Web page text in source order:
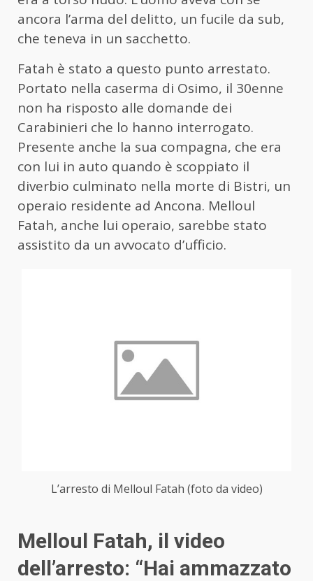
ancora l’arma del delitto, un fucile da sub,
che teneva in un sacchetto.
Fatah è stato a questo punto arrestato.
Portato nella caserma di Osimo, il 30enne
non ha risposto alle domande dei
Carabinieri che lo hanno interrogato.
Presente anche la sua compagna, che era
con lui in auto quando è scoppiato il
diverbio culminato nella morte di Bistri, un
operaio residente ad Ancona. Melloul
Fatah, anche lui operaio, sarebbe stato
assistito da un avvocato d’ufficio.
L’arresto di Melloul Fatah (foto da video)
Melloul Fatah, il video
dell’arresto: “Hai ammazzato